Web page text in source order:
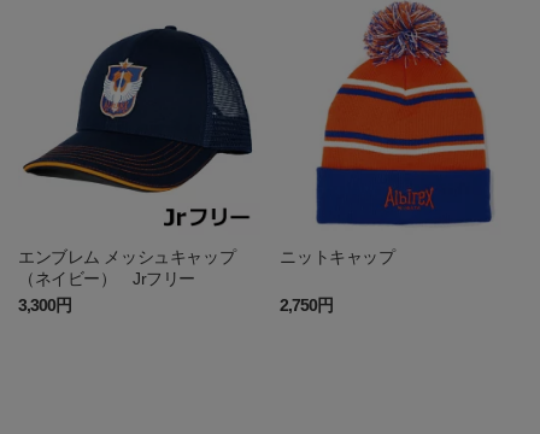
エンブレム メッシュキャップ
（ネイビー） Jrフリー
3,300円
ニットキャップ
2,750円